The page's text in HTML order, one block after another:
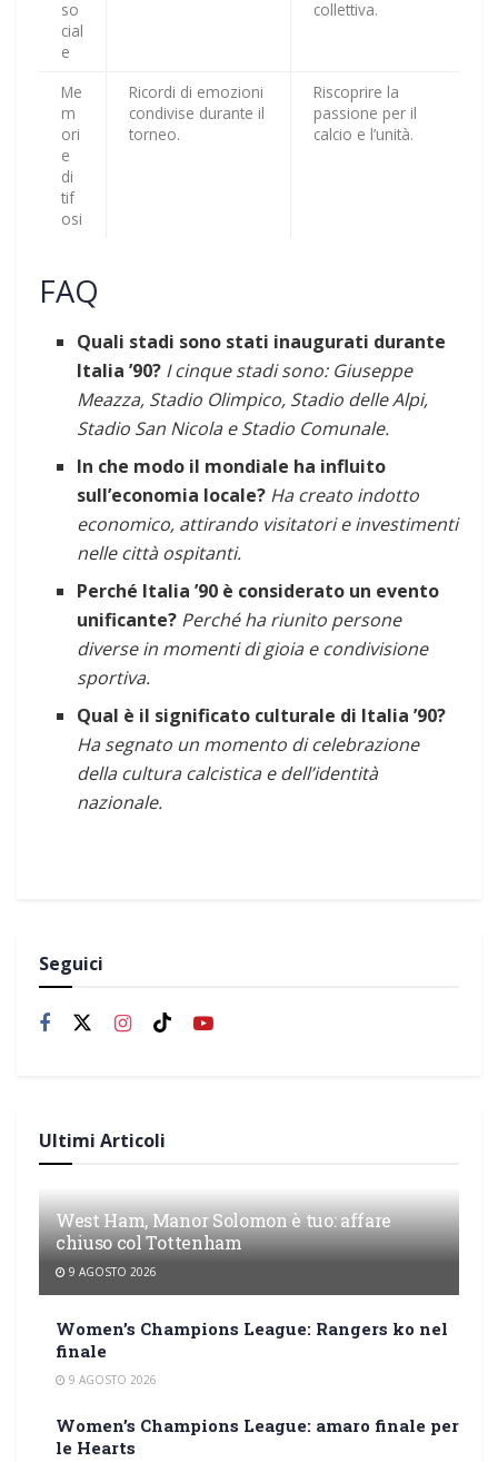
so
cial
e
collettiva.
Me
m
ori
e
di
tif
osi
Ricordi di emozioni
condivise durante il
torneo.
Riscoprire la
passione per il
calcio e l’unità.
FAQ
Quali stadi sono stati inaugurati durante
Italia ’90? I cinque stadi sono: Giuseppe
Meazza, Stadio Olimpico, Stadio delle Alpi,
Stadio San Nicola e Stadio Comunale.
In che modo il mondiale ha influito
sull’economia locale? Ha creato indotto
economico, attirando visitatori e investimenti
nelle città ospitanti.
Perché Italia ’90 è considerato un evento
unificante? Perché ha riunito persone
diverse in momenti di gioia e condivisione
sportiva.
Qual è il significato culturale di Italia ’90?
Ha segnato un momento di celebrazione
della cultura calcistica e dell’identità
nazionale.
Seguici
Ultimi Articoli
West Ham, Manor Solomon è tuo: affare
chiuso col Tottenham
9 AGOSTO 2026
Women’s Champions League: Rangers ko nel
finale
9 AGOSTO 2026
Women’s Champions League: amaro finale per
le Hearts